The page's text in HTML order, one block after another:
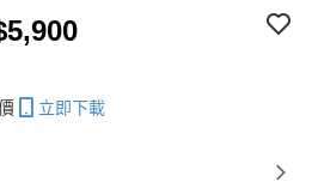
立即下載